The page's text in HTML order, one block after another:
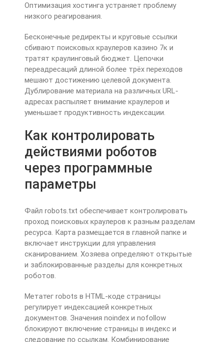
Оптимизация хостинга устраняет проблему
низкого реагирования.
Бесконечные редиректы и круговые ссылки
сбивают поисковых краулеров казино 7к и
тратят краулинговый бюджет. Цепочки
переадресаций длиной более трёх переходов
мешают достижению целевой документа.
Дублирование материала на различных URL-
адресах распыляет внимание краулеров и
уменьшает продуктивность индексации.
Как контролировать
действиями роботов
через программные
параметры
Файл robots.txt обеспечивает контролировать
проход поисковых краулеров к разным разделам
ресурса. Карта размещается в главной папке и
включает инструкции для управления
сканированием. Хозяева определяют открытые
и заблокированные разделы для конкретных
роботов.
Метатег robots в HTML-коде страницы
регулирует индексацией конкретных
документов. Значения noindex и nofollow
блокируют включение страницы в индекс и
следование по ссылкам. Комбинирование